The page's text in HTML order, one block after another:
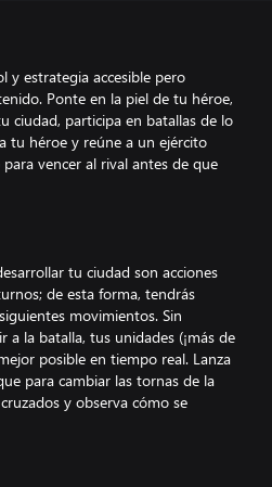
y estrategia accesible pero
Ponte en la piel de tu héroe,
ciudad, participa en batallas de lo
tu héroe y reúne a un ejército
vencer al rival antes de que
tu ciudad son acciones
de esta forma, tendrás
movimientos. Sin
la batalla, tus unidades (¡más de
posible en tiempo real. Lanza
para cambiar las tornas de la
y observa cómo se